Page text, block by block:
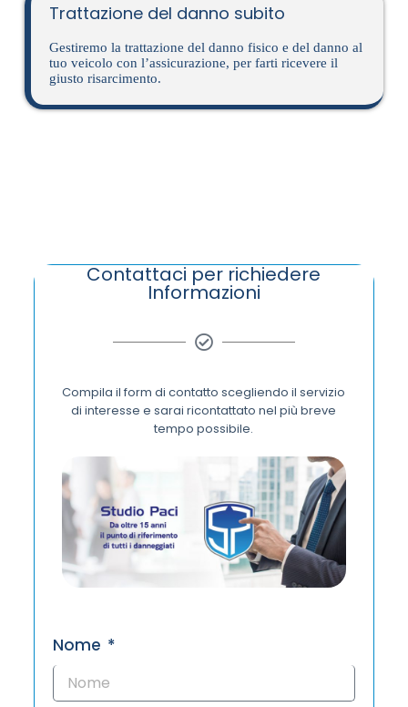
Trattazione del danno subito
Gestiremo la trattazione del danno fisico e del danno al
tuo veicolo con l’assicurazione, per farti ricevere il
giusto risarcimento.
Contattaci per richiedere
Informazioni
Compila il form di contatto scegliendo il servizio
di interesse e sarai ricontattato nel più breve
tempo possibile.
Nome